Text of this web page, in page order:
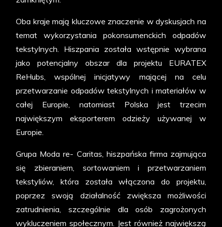
Oba kraje mają kluczowe znaczenie w dyskusjach na
temat wykorzystania pokonsumenckich odpadów
tekstylnych. Hiszpania została wstępnie wybrana
jako potencjalny obszar dla projektu EURATEX
ReHubs, wspólnej inicjatywy mającej na celu
przetwarzanie odpadów tekstylnych i materiałów w
całej Europie, natomiast Polska jest trzecim
największym eksporterem odzieży używanej w
Europie.
Grupa Moda re- Caritas, hiszpańska firma zajmująca
się zbieraniem, sortowaniem i przetwarzaniem
tekstyliów, która została włączona do projektu,
poprzez swoją działalność zwiększa możliwości
zatrudnienia, szczególnie dla osób zagrożonych
wykluczeniem społecznym. Jest również największą